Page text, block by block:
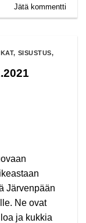
Jätä kommentti
, SISUSTUS,
Järvenpään
Ne ovat
ja kukkia